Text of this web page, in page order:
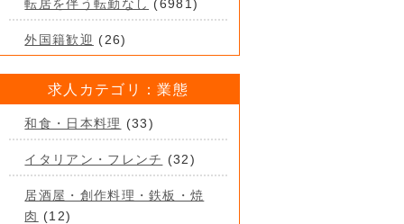
転居を伴う転勤なし (6981)
外国籍歓迎 (26)
求人カテゴリ：業態
和食・日本料理 (33)
イタリアン・フレンチ (32)
居酒屋・創作料理・鉄板・焼
肉 (12)